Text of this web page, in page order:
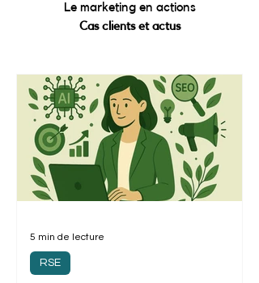
Le marketing en actions
Cas clients et actus
RSE
5 min de lecture